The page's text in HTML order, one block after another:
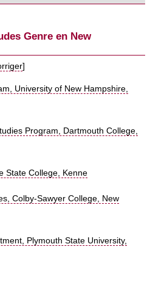
Genre en New
]
University of New Hampshire,
Program, Dartmouth College,
State College, Kenne
Colby-Sawyer College, New
Plymouth State University,